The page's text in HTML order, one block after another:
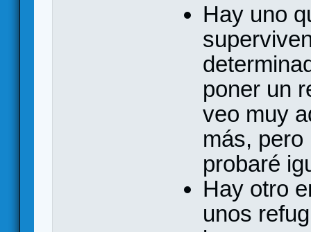
Hay uno
poner un
veo muy
más,
probaré
Hay otro
unos